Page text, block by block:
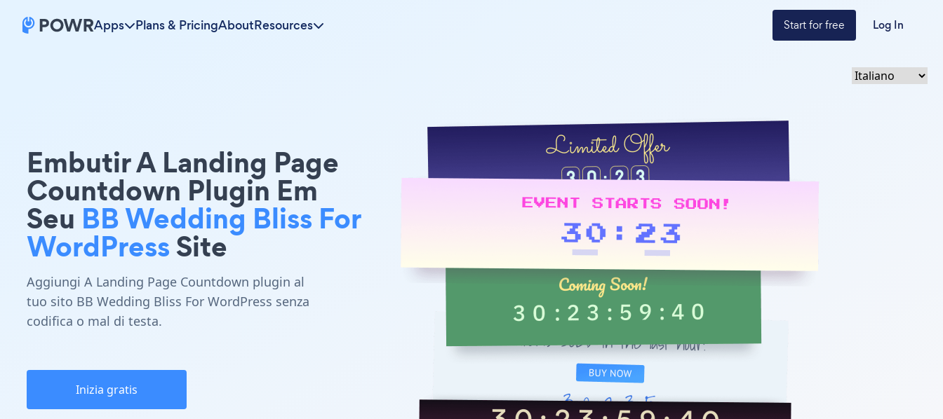
Apps Plans & PricingAboutResources Start for free Log In
Embutir A Landing Page
Countdown Plugin Em
Seu BB Wedding Bliss For
WordPressSite
Aggiungi A Landing Page Countdown plugin al
tuo sito BB Wedding Bliss For WordPress senza
codifica o mal di testa.
Inizia gratis